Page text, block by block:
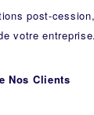
post-
votre entreprise.
Nos Clients